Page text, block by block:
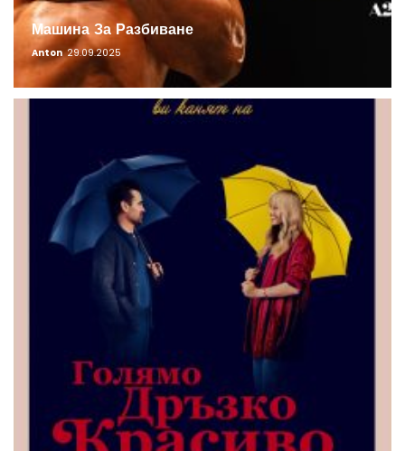
Машина За Разбиване
Anton 29.09.2025